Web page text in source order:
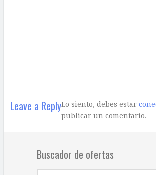
Leave a ReplyLo siento, debes estar
publicar un comentario.
Buscador de ofertas